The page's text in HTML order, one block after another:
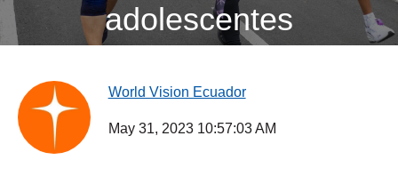
adolescentes
World Vision Ecuador
May 31, 2023 10:57:03 AM